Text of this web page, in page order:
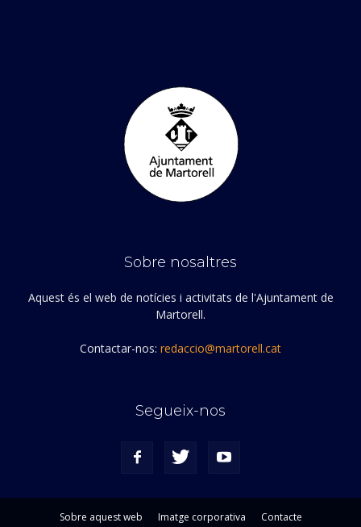
Sobre nosaltres
Aquest és el web de notícies i activitats de l'Ajuntament de
Martorell.
Contactar-nos: redaccio@martorell.cat
Segueix-nos
Sobre aquest web Imatge corporativa Contacte